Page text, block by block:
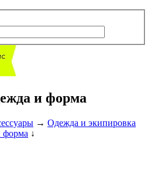
и форма
→ Одежда и экипировка
форма ↓